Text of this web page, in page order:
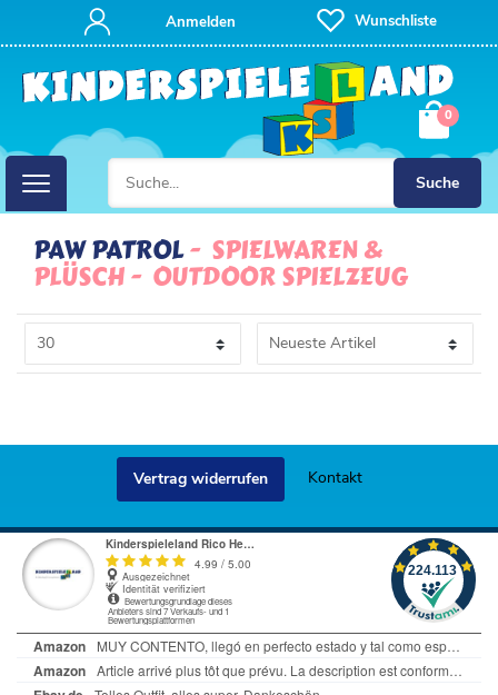
Suche
Anmelden Wunschliste
0
PAW PATROL SPIELWAREN &
PLÜSCH OUTDOOR SPIELZEUG
Vertrag widerrufen Kontakt
FILTER
P
E
S